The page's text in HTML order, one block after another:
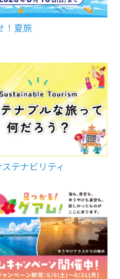
！夏旅
テナビリティ